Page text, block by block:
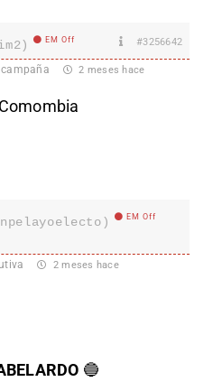
EM Off #3256642
2 meses hace
EM Off
2 meses hace
🔵